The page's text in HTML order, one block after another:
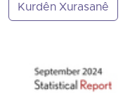
Kurdên Xurasanê